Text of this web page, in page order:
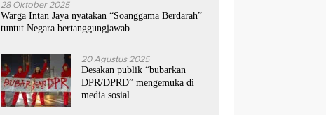
28 Oktober 2025
Warga Intan Jaya nyatakan “Soanggama Berdarah”
tuntut Negara bertanggungjawab
20 Agustus 2025
Desakan publik “bubarkan
DPR/DPRD” mengemuka di
media sosial